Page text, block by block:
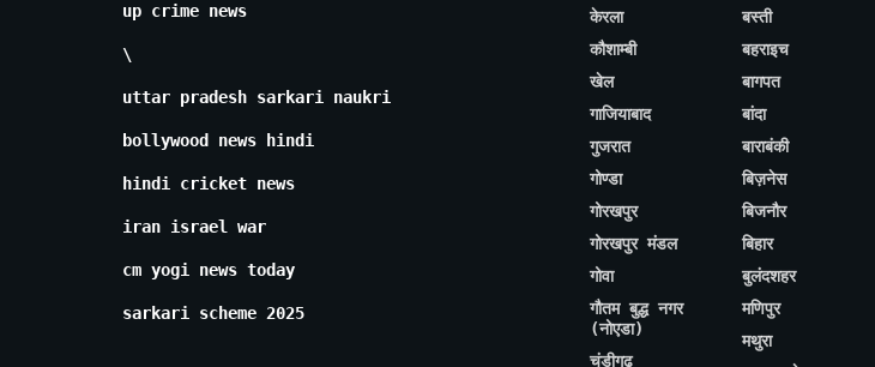
up crime news
\
uttar pradesh sarkari naukri
bollywood news hindi
hindi cricket news
iran israel war
cm yogi news today
sarkari scheme 2025
केरला
कौशाम्बी
खेल
गाजियाबाद
गुजरात
गोण्डा
गोरखपुर
गोरखपुर मंडल
गोवा
गौतम बुद्ध नगर
(नोएडा)
चंडीगढ़
बस्ती
बहराइच
बागपत
बांदा
बाराबंकी
बिज़नेस
बिजनौर
बिहार
बुलंदशहर
मणिपुर
मथुरा